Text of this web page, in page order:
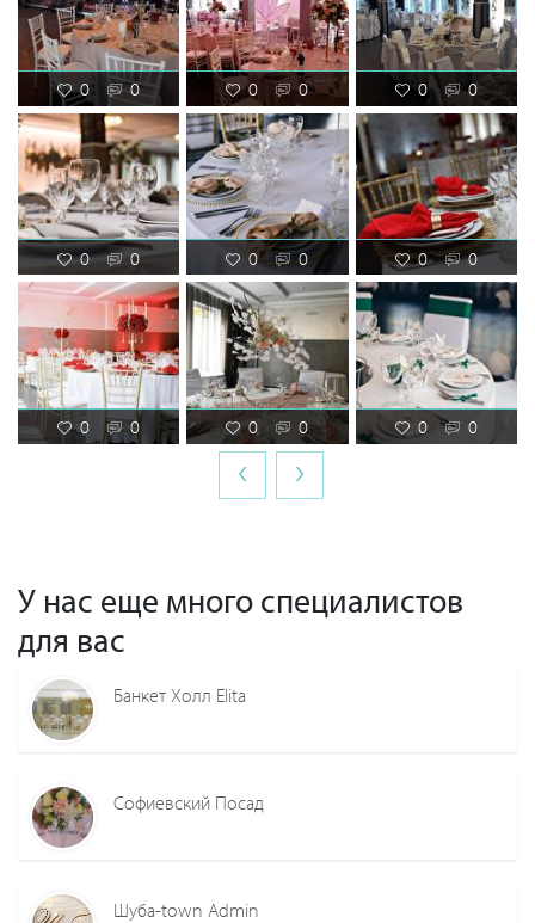
0 0 0 0 0 0
0 0 0 0 0 0
0 0 0 0 0 0
‹ ›
У нас еще много специалистов
для вас
Банкет Холл Elita
Софиевский Посад
Шуба-town Admin